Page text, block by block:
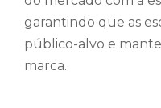
garantindo que as
público-alvo e
marca.